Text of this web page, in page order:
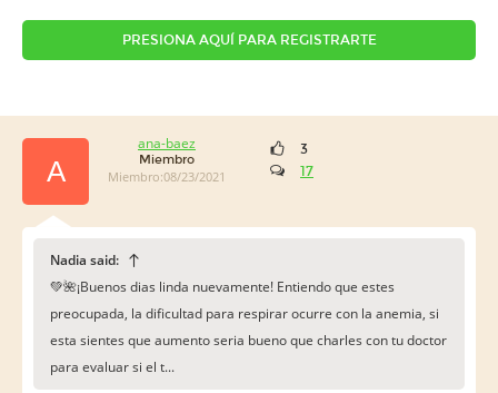
PRESIONA AQUÍ PARA REGISTRARTE
A
ana-baez
Miembro
Miembro:08/23/2021
3
17
Nadia said:
💚🌺¡Buenos dias linda nuevamente! Entiendo que estes
preocupada, la dificultad para respirar ocurre con la anemia, si
esta sientes que aumento seria bueno que charles con tu doctor
para evaluar si el t...